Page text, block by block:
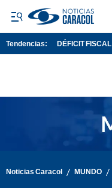
Tendencias: DÉFICIT FISCAL
Noticias Caracol / MUNDO /